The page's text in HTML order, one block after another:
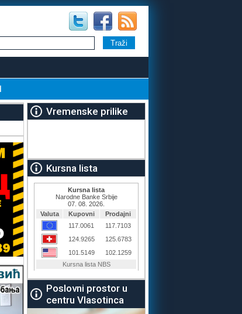
Vremenske prilike
Kursna lista
Poslovni prostor u
centru Vlasotinca